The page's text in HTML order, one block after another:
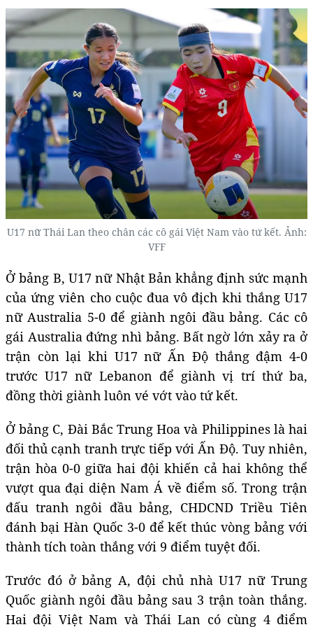
U17 nữ Thái Lan theo chân các cô gái Việt Nam vào tứ kết. Ảnh:
VFF
Ở bảng B, U17 nữ Nhật Bản khẳng định sức mạnh
của ứng viên cho cuộc đua vô địch khi thắng U17
nữ Australia 5-0 để giành ngôi đầu bảng. Các cô
gái Australia đứng nhì bảng. Bất ngờ lớn xảy ra ở
trận còn lại khi U17 nữ Ấn Độ thắng đậm 4-0
trước U17 nữ Lebanon để giành vị trí thứ ba,
đồng thời giành luôn vé vớt vào tứ kết.
Ở bảng C, Đài Bắc Trung Hoa và Philippines là hai
đối thủ cạnh tranh trực tiếp với Ấn Độ. Tuy nhiên,
trận hòa 0-0 giữa hai đội khiến cả hai không thể
vượt qua đại diện Nam Á về điểm số. Trong trận
đấu tranh ngôi đầu bảng, CHDCND Triều Tiên
đánh bại Hàn Quốc 3-0 để kết thúc vòng bảng với
thành tích toàn thắng với 9 điểm tuyệt đối.
Trước đó ở bảng A, đội chủ nhà U17 nữ Trung
Quốc giành ngôi đầu bảng sau 3 trận toàn thắng.
Hai đội Việt Nam và Thái Lan có cùng 4 điểm